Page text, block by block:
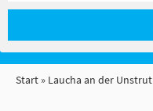
Start Laucha an der Unstrut